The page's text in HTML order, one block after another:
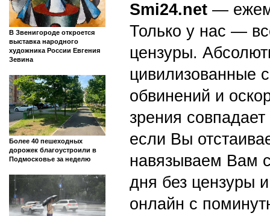
В Звенигороде откроется
выставка народного
художника России Евгения
Зевина
Более 40 пешеходных
дорожек благоустроили в
Подмосковье за неделю
Smi24.net —
Только у нас —
цензуры.
цивилизованные
обвинений и
зрения
если Вы
навязываем Вам
дня без цензуры
онлайн с